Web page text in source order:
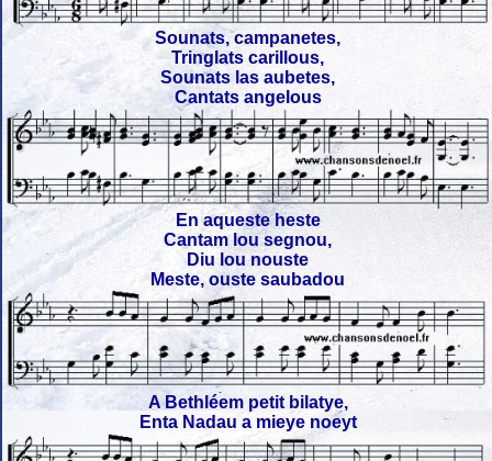
Sounats, campanetes,
Tringlats carillous,
Sounats las aubetes,
Cantats angelous
En aqueste heste
Cantam lou segnou,
Diu lou nouste
Meste, ouste saubadou
A Bethléem petit bilatye,
Enta Nadau a mieye noeyt